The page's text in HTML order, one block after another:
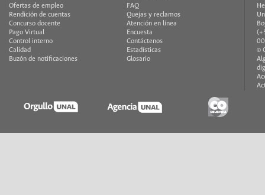
Ofertas de empleo
Rendición de cuentas
Concurso docente
Pago Virtual
Control interno
Calidad
Buzón de notificaciones
FAQ
Quejas y reclamos
Atención en línea
Encuesta
Contáctenos
Estadísticas
Glosario
©